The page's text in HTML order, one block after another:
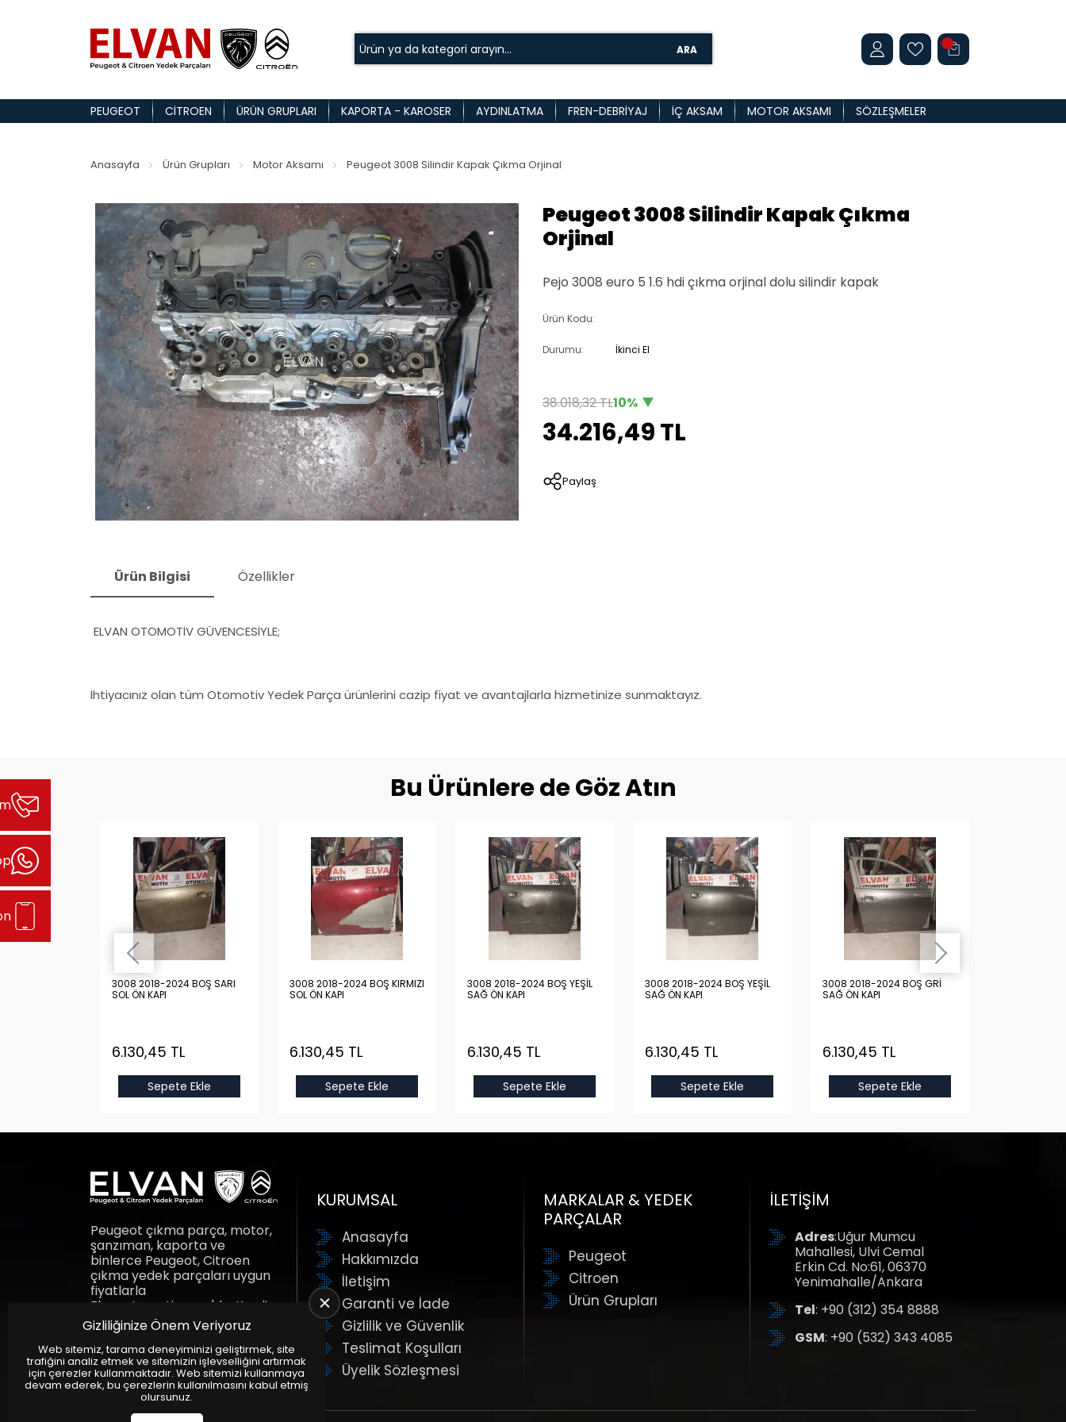
ARA
PEUGEOT CITROEN ÜRÜN GRUPLARI KAPORTA - KAROSER AYDINLATMA FREN-DEBRIYAJ İÇ AKSAM MOTOR AKSAMI SÖZLEŞMELER
Anasayfa Ürün Grupları Motor Aksamı Peugeot 3008 Silindir Kapak Çıkma Orjinal
Peugeot 3008 Silindir Kapak Çıkma
Orjinal
Pejo 3008 euro 5 1.6 hdi çıkma orjinal dolu silindir kapak
Ürün Kodu:
Durumu: İkinci El
38.018,32 TL10%
34.216,49 TL
Paylaş
Ürün Bilgisi Özellikler
ELVAN OTOMOTİV GÜVENCESİYLE;
İhtiyacınız olan tüm Otomotiv Yedek Parça ürünlerini cazip fiyat ve avantajlarla hizmetinize sunmaktayız.
Bu Ürünlere de Göz Atın
3008 2018-2024 BOŞ SARI
SOL ÖN KAPI
6.130,45 TL
Sepete Ekle
3008 2018-2024 BOŞ KIRMIZI
SOL ÖN KAPI
6.130,45 TL
Sepete Ekle
3008 2018-2024 BOŞ YEŞİL
SAĞ ÖN KAPI
6.130,45 TL
Sepete Ekle
3008 2018-2024 BOŞ YEŞİL
SAĞ ÖN KAPI
6.130,45 TL
Sepete Ekle
3008 2018-2024 BOŞ GRİ
SAĞ ÖN KAPI
6.130,45 TL
Sepete Ekle
Peugeot çıkma parça, motor,
şanzıman, kaporta ve
binlerce Peugeot, Citroen
çıkma yedek parçaları uygun
fiyatlarla
Elvanotomotiv.com'da. Kredi
kartına taksit fırsatı ile yedek
parçalar adresine gelsin.
Elvan Otomotiv.
KURUMSAL
Anasayfa
Hakkımızda
İletişim
Garanti ve İade
Gizlilik ve Güvenlik
Teslimat Koşulları
Üyelik Sözleşmesi
MARKALAR & YEDEK
PARÇALAR
Peugeot
Citroen
Ürün Grupları
İLETIŞIM
Adres:Uğur Mumcu
Mahallesi, Ulvi Cemal
Erkin Cd. No:61, 06370
Yenimahalle/Ankara
Tel: +90 (312) 354 8888
GSM: +90 (532) 343 4085
Gizliliğinize Önem Veriyoruz
Web sitemiz, tarama deneyiminizi geliştirmek, site
trafiğini analiz etmek ve sitemizin işlevselliğini artırmak
için çerezler kullanmaktadır. Web sitemizi kullanmaya
devam ederek, bu çerezlerin kullanılmasını kabul etmiş
olursunuz.